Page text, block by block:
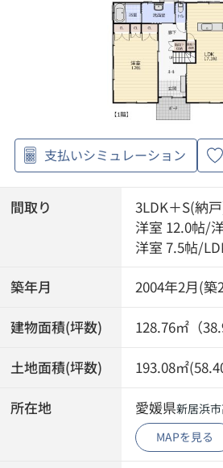
支払いシミュレーション
間取り
3LDK＋S(納
洋室 12.0帖/
洋室 7.5帖/
築年月 2004年2月(築
建物面積(坪数) 128.76㎡（
土地面積(坪数) 193.08㎡
所在地 愛媛県新居浜市
MAPを見る